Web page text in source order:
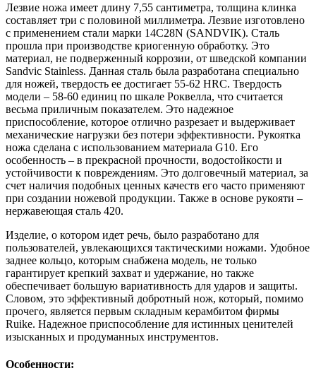
Лезвие ножа имеет длину 7,55 сантиметра, толщина клинка
составляет три с половиной миллиметра. Лезвие изготовлено
с применением стали марки 14C28N (SANDVIK). Сталь
прошла при производстве криогенную обработку. Это
материал, не подверженный коррозии, от шведской компании
Sandvic Stainless. Данная сталь была разработана специально
для ножей, твердость ее достигает 55-62 HRC. Твердость
модели – 58-60 единиц по шкале Роквелла, что считается
весьма приличным показателем. Это надежное
приспособление, которое отлично разрезает и выдерживает
механические нагрузки без потери эффективности. Рукоятка
ножа сделана с использованием материала G10. Его
особенность – в прекрасной прочности, водостойкости и
устойчивости к повреждениям. Это долговечный материал, за
счет наличия подобных ценных качеств его часто применяют
при создании ножевой продукции. Также в основе рукояти –
нержавеющая сталь 420.
Изделие, о котором идет речь, было разработано для
пользователей, увлекающихся тактическими ножами. Удобное
заднее кольцо, которым снабжена модель, не только
гарантирует крепкий захват и удержание, но также
обеспечивает большую вариативность для ударов и защиты.
Словом, это эффективный добротный нож, который, помимо
прочего, является первым складным керамбитом фирмы
Ruike. Надежное приспособление для истинных ценителей
изысканных и продуманных инструментов.
Особенности: